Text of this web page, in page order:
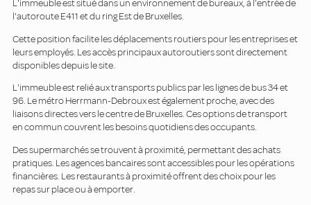
L'immeuble est situé dans un environnement de bureaux, à l'entrée de
l'autoroute E411 et du ring Est de Bruxelles.
Cette position facilite les déplacements routiers pour les entreprises et
leurs employés. Les accès principaux autoroutiers sont directement
disponibles depuis le site.
L'immeuble est relié aux transports publics par les lignes de bus 34 et
96. Le métro Herrmann-Debroux est également proche, avec des
liaisons directes vers le centre de Bruxelles. Ces options de transport
en commun couvrent les besoins quotidiens des occupants.
Des supermarchés se trouvent à proximité, permettant des achats
pratiques. Les agences bancaires sont accessibles pour les opérations
financières. Les restaurants à proximité offrent des choix pour les
repas sur place ou à emporter.